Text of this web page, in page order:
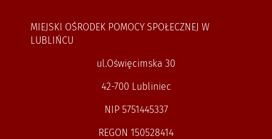
MIEJSKI OŚRODEK POMOCY SPOŁECZNEJ W
LUBLIŃCU
ul.Oświęcimska 30
42-700 Lubliniec
NIP 5751445337
REGON 150528414